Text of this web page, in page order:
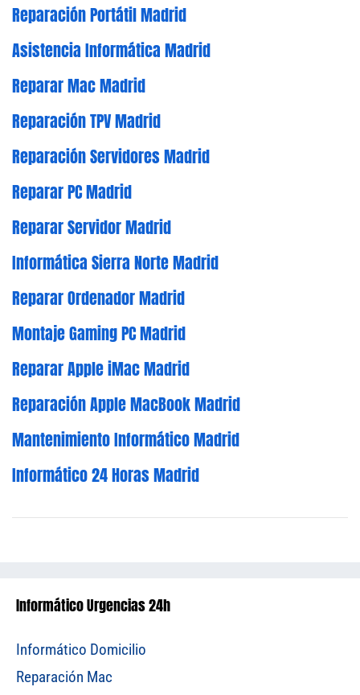
Reparación Portátil Madrid
Asistencia Informática Madrid
Reparar Mac Madrid
Reparación TPV Madrid
Reparación Servidores Madrid
Reparar PC Madrid
Reparar Servidor Madrid
Informática Sierra Norte Madrid
Reparar Ordenador Madrid
Montaje Gaming PC Madrid
Reparar Apple iMac Madrid
Reparación Apple MacBook Madrid
Mantenimiento Informático Madrid
Informático 24 Horas Madrid
Informático Urgencias 24h
Informático Domicilio
Reparación Mac